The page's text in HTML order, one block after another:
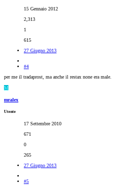
15 Gennaio 2012
2,313
1
615
27 Giugno 2013
#4
per me il tradaprost, ma anche il restax none era male.
M
mralex
Utente
17 Settembre 2010
671
0
265
27 Giugno 2013
#5